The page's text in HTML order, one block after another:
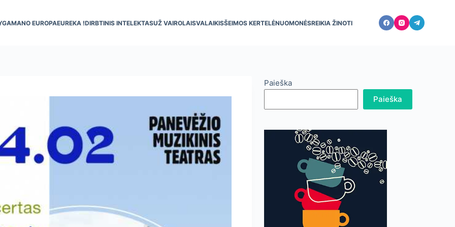
MANO EUROPAEUREKA !DIRBTINIS INTELEKTASUŽ VAIROLAISVALAIKISŠEIMOS KERTELĖNUOMONĖSREIKIA ŽINOTI
Paieška
Paieška